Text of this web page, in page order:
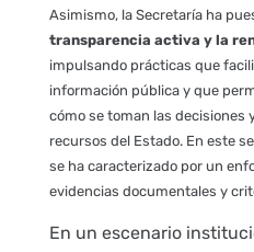
Asimismo, la Secretaría ha
transparencia activa y la
impulsando prácticas que
información pública y que
cómo se toman las decisiones
recursos del Estado. En este
se ha caracterizado por un
evidencias documentales y
En un escenario